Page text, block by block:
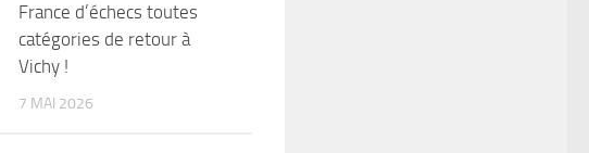
France d’échecs toutes
catégories de retour à
Vichy !
7 MAI 2026